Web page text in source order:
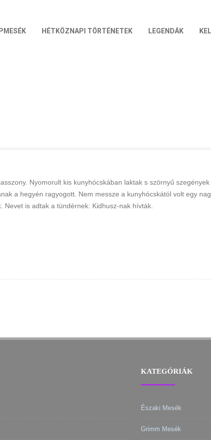
HÉTKÖZNAPI TÖRTÉNETEK LEGENDÁK
Nyomorult kis kunyhócskában laktak s szörnyű
a hegyén ragyogott. Nem messze a kunyhócskától volt egy
is adtak a tündérnek: Kidhusz-nak hívták.
KATEGÓRIÁK
Északi Mesék
Grimm Mesék